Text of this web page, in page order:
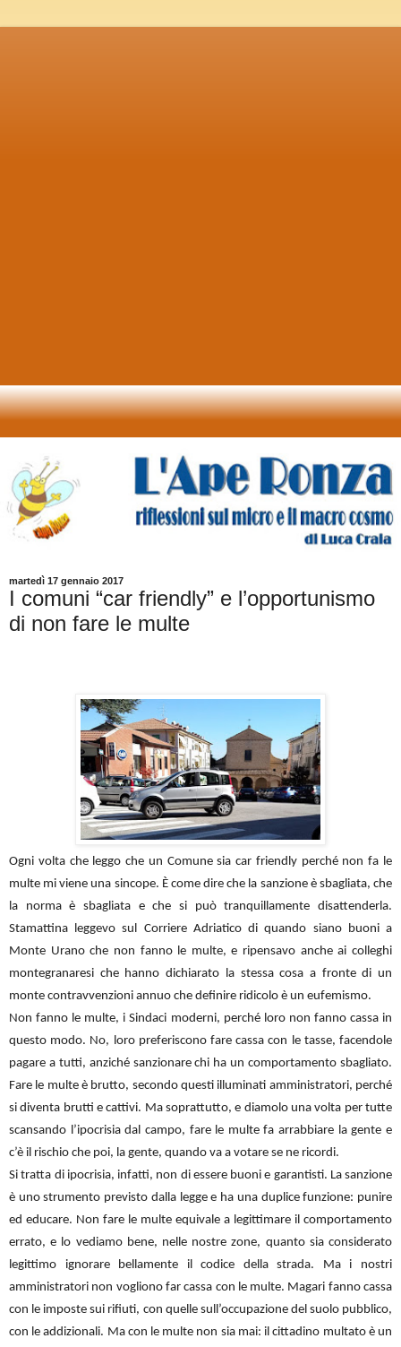
martedì 17 gennaio 2017
I comuni “car friendly” e l’opportunismo
di non fare le multe
Ogni volta che leggo che un Comune sia car friendly perché non fa le
multe mi viene una sincope. È come dire che la sanzione è sbagliata, che
la norma è sbagliata e che si può tranquillamente disattenderla.
Stamattina leggevo sul Corriere Adriatico di quando siano buoni a
Monte Urano che non fanno le multe, e ripensavo anche ai colleghi
montegranaresi che hanno dichiarato la stessa cosa a fronte di un
monte contravvenzioni annuo che definire ridicolo è un eufemismo.
Non fanno le multe, i Sindaci moderni, perché loro non fanno cassa in
questo modo. No, loro preferiscono fare cassa con le tasse, facendole
pagare a tutti, anziché sanzionare chi ha un comportamento sbagliato.
Fare le multe è brutto, secondo questi illuminati amministratori, perché
si diventa brutti e cattivi. Ma soprattutto, e diamolo una volta per tutte
scansando l’ipocrisia dal campo, fare le multe fa arrabbiare la gente e
c’è il rischio che poi, la gente, quando va a votare se ne ricordi.
Si tratta di ipocrisia, infatti, non di essere buoni e garantisti. La sanzione
è uno strumento previsto dalla legge e ha una duplice funzione: punire
ed educare. Non fare le multe equivale a legittimare il comportamento
errato, e lo vediamo bene, nelle nostre zone, quanto sia considerato
legittimo ignorare bellamente il codice della strada. Ma i nostri
amministratori non vogliono far cassa con le multe. Magari fanno cassa
con le imposte sui rifiuti, con quelle sull’occupazione del suolo pubblico,
con le addizionali. Ma con le multe non sia mai: il cittadino multato è un